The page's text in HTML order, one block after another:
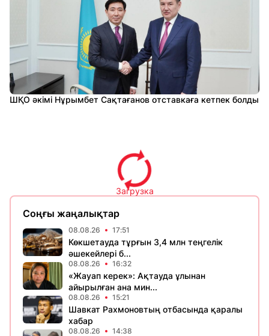
ШҚО әкімі Нұрымбет Сақтағанов отставкаға кетпек болды
Загрузка
Соңғы жаңалықтар
08.08.26 17:51
Көкшетауда тұрғын 3,4 млн теңгелік
әшекейлері б...
08.08.26 16:32
«Жауап керек»: Ақтауда ұлынан
айырылған ана мин...
08.08.26 15:21
Шавкат Рахмоновтың отбасында қаралы
хабар
08.08.26 14:38